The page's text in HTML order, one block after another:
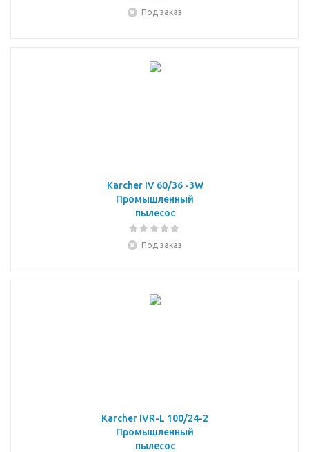
Под заказ
Karcher IV 60/36 -3W
Промышленный
пылесос
Под заказ
Karcher IVR-L 100/24-2
Промышленный
пылесос